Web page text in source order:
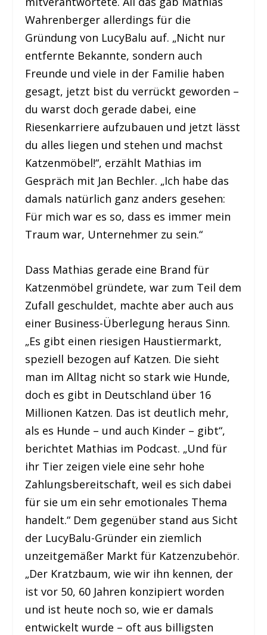
Wahrenberger allerdings für die
Gründung von LucyBalu auf. „Nicht nur
entfernte Bekannte, sondern auch
Freunde und viele in der Familie haben
gesagt, jetzt bist du verrückt geworden –
du warst doch gerade dabei, eine
Riesenkarriere aufzubauen und jetzt lässt
du alles liegen und stehen und machst
Katzenmöbel!“, erzählt Mathias im
Gespräch mit Jan Bechler. „Ich habe das
damals natürlich ganz anders gesehen:
Für mich war es so, dass es immer mein
Traum war, Unternehmer zu sein.“
Dass Mathias gerade eine Brand für
Katzenmöbel gründete, war zum Teil dem
Zufall geschuldet, machte aber auch aus
einer Business-Überlegung heraus Sinn.
„Es gibt einen riesigen Haustiermarkt,
speziell bezogen auf Katzen. Die sieht
man im Alltag nicht so stark wie Hunde,
doch es gibt in Deutschland über 16
Millionen Katzen. Das ist deutlich mehr,
als es Hunde – und auch Kinder – gibt“,
berichtet Mathias im Podcast. „Und für
ihr Tier zeigen viele eine sehr hohe
Zahlungsbereitschaft, weil es sich dabei
für sie um ein sehr emotionales Thema
handelt.“ Dem gegenüber stand aus Sicht
der LucyBalu-Gründer ein ziemlich
unzeitgemäßer Markt für Katzenzubehör.
„Der Kratzbaum, wie wir ihn kennen, der
ist vor 50, 60 Jahren konzipiert worden
und ist heute noch so, wie er damals
entwickelt wurde – oft aus billigsten